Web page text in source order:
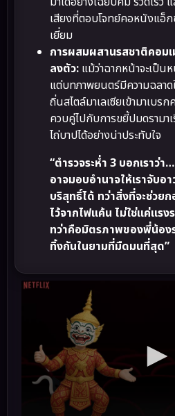
เสียงที่ตอบโจทย์คอหนังแอ็
เยี่ยม
การผสมผสานรสชาติคอม
ลงตัว: แม้ว่าฉากหน้าจะเป็น
แต่บทภาพยนตร์มีความฉลา
ถิ่นสไตล์มาเลเซียเข้ามาเบร
ควบคู่ไปกับการขยี้ปมดรามาเ
ไถ่บาปได้อย่างน่าประทับใจ
“ตำรวจระห่ำ 3 บอกเราว่
อาจมอบอำนาจให้เราจับอ
บริสุทธิ์ได้ ทว่าสิ่งที่จะช่วย
ไว้จากไฟแค้น ไม่ใช่แค่แรง
ทว่าคือมิตรภาพของพี่น้อง
ทิ้งกันในยามที่มืดมนที่สุด”